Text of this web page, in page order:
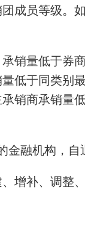
成员等级。
承销量低于
低于同类别
销商承销量
金融机构，
增补、调整